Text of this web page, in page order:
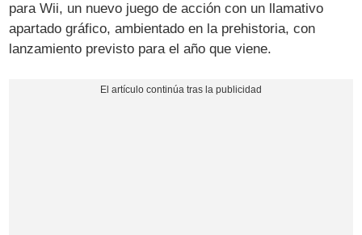
para Wii, un nuevo juego de acción con un llamativo
apartado gráfico, ambientado en la prehistoria, con
lanzamiento previsto para el año que viene.